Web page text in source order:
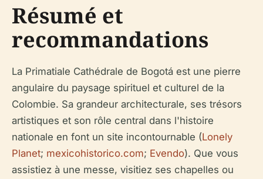
Résumé et
recommandations
La Primatiale Cathédrale de Bogotá est une pierre
angulaire du paysage spirituel et culturel de la
Colombie. Sa grandeur architecturale, ses trésors
artistiques et son rôle central dans l'histoire
nationale en font un site incontournable (Lonely
Planet; mexicohistorico.com; Evendo). Que vous
assistiez à une messe, visitiez ses chapelles ou